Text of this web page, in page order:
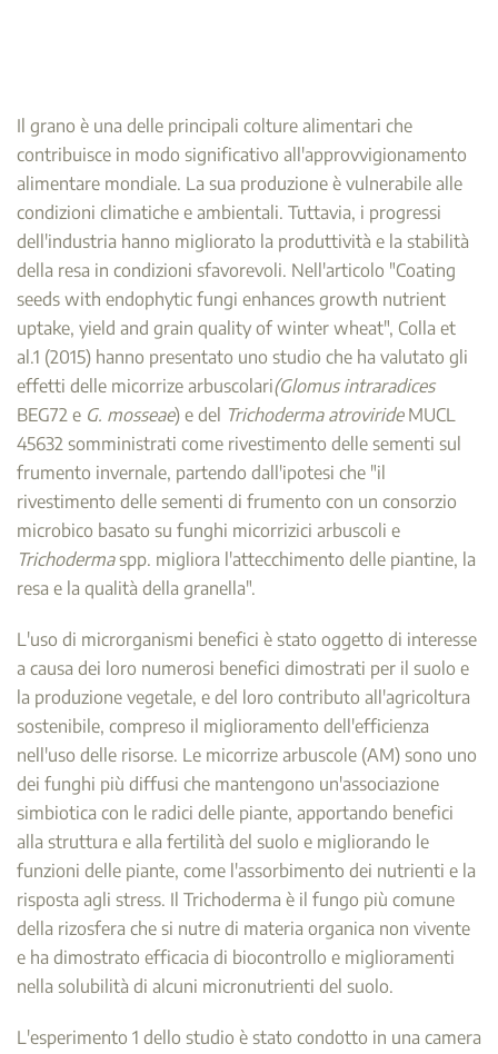
Il grano è una delle principali colture alimentari che
contribuisce in modo significativo all'approvvigionamento
alimentare mondiale. La sua produzione è vulnerabile alle
condizioni climatiche e ambientali. Tuttavia, i progressi
dell'industria hanno migliorato la produttività e la stabilità
della resa in condizioni sfavorevoli. Nell'articolo "Coating
seeds with endophytic fungi enhances growth nutrient
uptake, yield and grain quality of winter wheat", Colla et
al.1 (2015) hanno presentato uno studio che ha valutato gli
effetti delle micorrize arbuscolari(Glomus intraradices
BEG72 e G. mosseae) e del Trichoderma atrovirideMUCL
45632 somministrati come rivestimento delle sementi sul
frumento invernale, partendo dall'ipotesi che "il
rivestimento delle sementi di frumento con un consorzio
microbico basato su funghi micorrizici arbuscoli e
Trichodermaspp. migliora l'attecchimento delle piantine, la
resa e la qualità della granella".
L'uso di microrganismi benefici è stato oggetto di interesse
a causa dei loro numerosi benefici dimostrati per il suolo e
la produzione vegetale, e del loro contributo all'agricoltura
sostenibile, compreso il miglioramento dell'efficienza
nell'uso delle risorse. Le micorrize arbuscole (AM) sono uno
dei funghi più diffusi che mantengono un'associazione
simbiotica con le radici delle piante, apportando benefici
alla struttura e alla fertilità del suolo e migliorando le
funzioni delle piante, come l'assorbimento dei nutrienti e la
risposta agli stress. Il Trichoderma è il fungo più comune
della rizosfera che si nutre di materia organica non vivente
e ha dimostrato efficacia di biocontrollo e miglioramenti
nella solubilità di alcuni micronutrienti del suolo.
L'esperimento 1 dello studio è stato condotto in una camera